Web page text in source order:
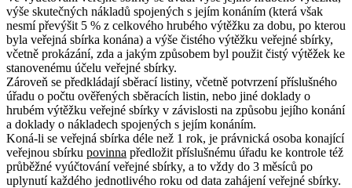
výše skutečných nákladů spojených s jejím konáním (která však
nesmí převýšit 5 % z celkového hrubého výtěžku za dobu, po kterou
byla veřejná sbírka konána) a výše čistého výtěžku veřejné sbírky,
včetně prokázání, zda a jakým způsobem byl použit čistý výtěžek ke
stanovenému účelu veřejné sbírky.
Zároveň se předkládají sběrací listiny, včetně potvrzení příslušného
úřadu o počtu ověřených sběracích listin, nebo jiné doklady o
hrubém výtěžku veřejné sbírky v závislosti na způsobu jejího konání
a doklady o nákladech spojených s jejím konáním.
Koná-li se veřejná sbírka déle než 1 rok, je právnická osoba konající
veřejnou sbírku povinna předložit příslušnému úřadu ke kontrole též
průběžné vyúčtování veřejné sbírky, a to vždy do 3 měsíců po
uplynutí každého jednotlivého roku od data zahájení veřejné sbírky.